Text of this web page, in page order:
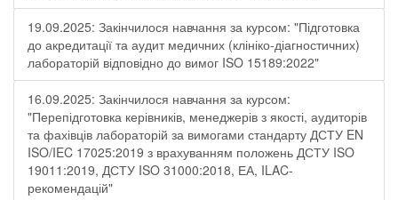
19.09.2025: Закінчилося навчання за курсом: "Підготовка
до акредитації та аудит медичних (клініко-діагностичних)
лабораторій відповідно до вимог ISO 15189:2022"
16.09.2025: Закінчилося навчання за курсом:
"Перепідготовка керівників, менеджерів з якості, аудиторів
та фахівців лабораторій за вимогами стандарту ДСТУ EN
ISO/IEC 17025:2019 з врахуванням положень ДСТУ ISO
19011:2019, ДСТУ ISO 31000:2018, ЕА, ILAC-
рекомендацій"